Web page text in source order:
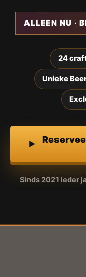
ALLEEN NU ·
24
Unieke
Sinds 2021 ieder